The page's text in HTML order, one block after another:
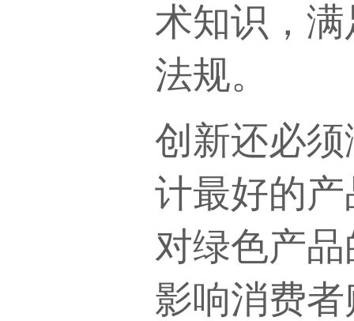
术知识，
法规。
创新还必
计最好的
对绿色产
影响消费